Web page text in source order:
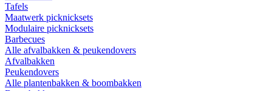
Tafels
Maatwerk picknicksets
Modulaire picknicksets
Barbecues
Alle afvalbakken & peukendovers
Afvalbakken
Peukendovers
Alle plantenbakken & boombakken